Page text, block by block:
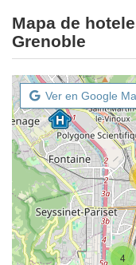
Mapa de
Grenoble
Ver en Google
4